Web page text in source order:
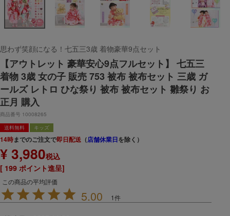
思わず笑顔になる！七五三3歳 着物豪華9点セット
【アウトレット 豪華安心9点フルセット】 七五三
着物 3歳 女の子 販売 753 被布 被布セット 三歳 ガ
ールズ レトロ ひな祭り 被布 被布セット 雛祭り お
正月 購入
商品番号 10008265
送料無料
キッズ
14時までのご注文で即日配送 （店舗休業日を除く）
¥ 3,980税込
[ 199 ポイント進呈]
5.00 1